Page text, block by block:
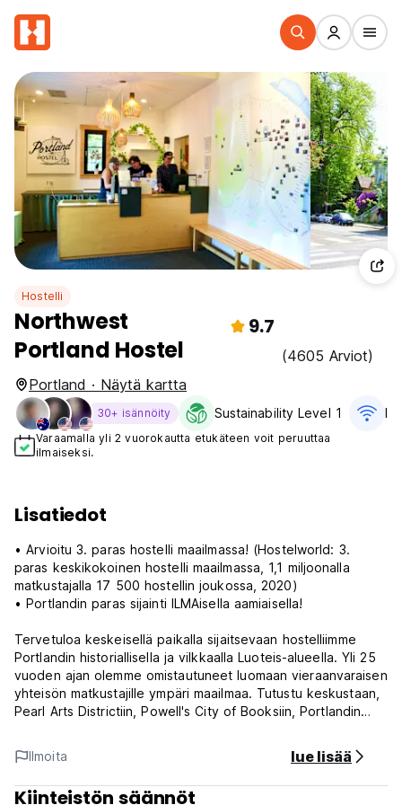
Hostelli
Northwest
Portland Hostel
9.7
(4605 Arviot)
Portland · Näytä kartta
30+ isännöity Sustainability Level 1
Varaamalla yli 2 vuorokautta etukäteen voit peruuttaa
ilmaiseksi.
Lisatiedot
• Arvioitu 3. paras hostelli maailmassa! (Hostelworld: 3.
paras keskikokoinen hostelli maailmassa, 1,1 miljoonalla
matkustajalla 17 500 hostellin joukossa, 2020)
• Portlandin paras sijainti ILMAisella aamiaisella!
Tervetuloa keskeisellä paikalla sijaitsevaan hostelliimme
Portlandin historiallisella ja vilkkaalla Luoteis-alueella. Yli 25
vuoden ajan olemme omistautuneet luomaan vieraanvaraisen
yhteisön matkustajille ympäri maailmaa. Tutustu keskustaan,
Pearl Arts Districtiin, Powell's City of Booksiin, Portlandin
junaan/busseihin ja muihin – kaikki kävelyetäisyydellä.
Hostellimme toimii sosiaalisena keskuksena matkailijoille ja
paikallisille! Nauti artesaaniolutta tai siideriä yhdessä
Ilmoita lue lisää
Kiinteistön säännöt